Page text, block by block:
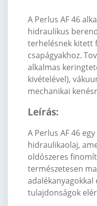
A Perlus AF 46
hidraulikus
terhelésnek kitett
csapágyakhoz.
alkalmas keringtet
kivételével),
mechanikai
Leírás:
A Perlus AF 46
hidraulikaolaj,
oldószeres
természetesen
adalékanyagokkal
tulajdonságok